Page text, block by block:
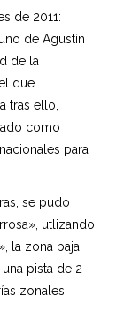
de 2011:
de Agustín
de la
que
tras ello,
como
para
se pudo
utlizando
la zona baja
pista de 2
zonales,